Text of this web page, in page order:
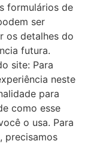
formulários de
ser
os detalhes do
futura.
site: Para
neste
para
como esse
o usa. Para
precisamos